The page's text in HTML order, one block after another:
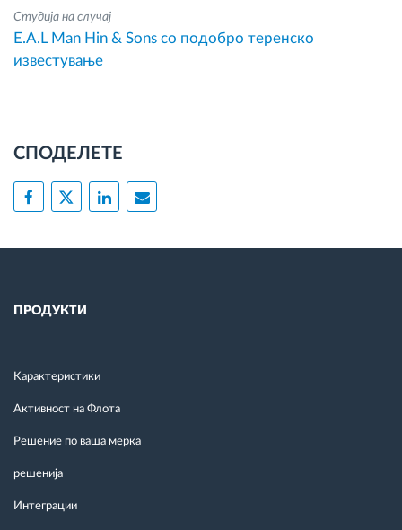
Студија на случај
E.A.L Man Hin & Sons со подобро теренско
известување
СПОДЕЛЕТЕ
ПРОДУКТИ
Kарактеристики
Активност на Флота
Решение по ваша мерка
решенија
Интеграции